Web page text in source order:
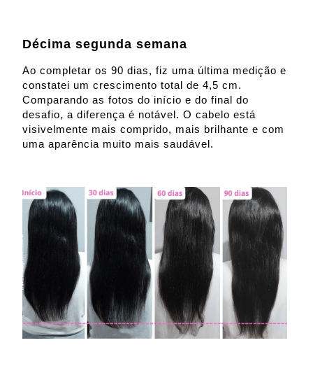
Décima segunda semana
Ao completar os 90 dias, fiz uma última medição e
constatei um crescimento total de 4,5 cm.
Comparando as fotos do início e do final do
desafio, a diferença é notável. O cabelo está
visivelmente mais comprido, mais brilhante e com
uma aparência muito mais saudável.